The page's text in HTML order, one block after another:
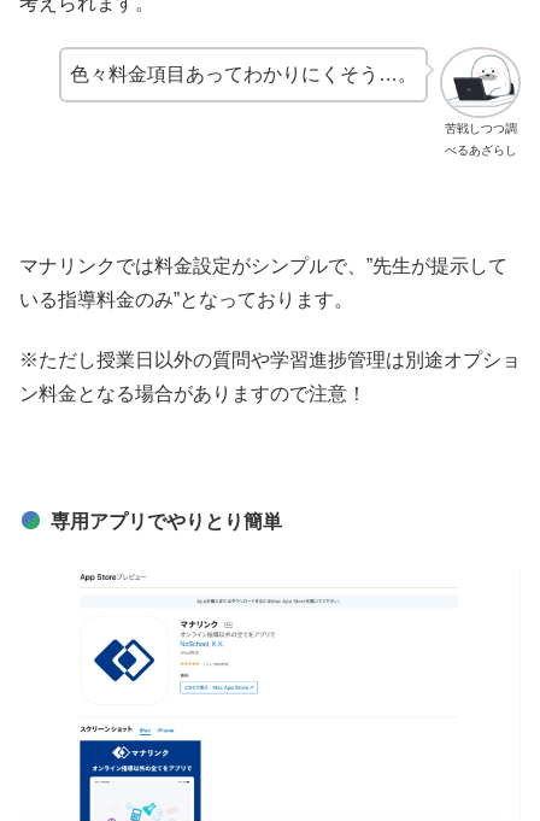
苦戦しつつ調
べるあざらし
色々料金項目あってわかりにくそう…。
マナリンクでは料金設定がシンプルで、”先生が提示して
いる指導料金のみ”となっております。
※ただし授業日以外の質問や学習進捗管理は別途オプショ
ン料金となる場合がありますので注意！
専用アプリでやりとり簡単